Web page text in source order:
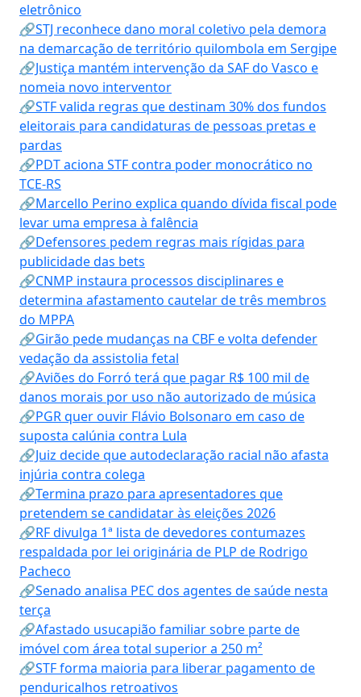
eletrônico
🔗STJ reconhece dano moral coletivo pela demora
na demarcação de território quilombola em Sergipe
🔗Justiça mantém intervenção da SAF do Vasco e
nomeia novo interventor
🔗STF valida regras que destinam 30% dos fundos
eleitorais para candidaturas de pessoas pretas e
pardas
🔗PDT aciona STF contra poder monocrático no
TCE-RS
🔗Marcello Perino explica quando dívida fiscal pode
levar uma empresa à falência
🔗Defensores pedem regras mais rígidas para
publicidade das bets
🔗CNMP instaura processos disciplinares e
determina afastamento cautelar de três membros
do MPPA
🔗Girão pede mudanças na CBF e volta defender
vedação da assistolia fetal
🔗Aviões do Forró terá que pagar R$ 100 mil de
danos morais por uso não autorizado de música
🔗PGR quer ouvir Flávio Bolsonaro em caso de
suposta calúnia contra Lula
🔗Juiz decide que autodeclaração racial não afasta
injúria contra colega
🔗Termina prazo para apresentadores que
pretendem se candidatar às eleições 2026
🔗RF divulga 1ª lista de devedores contumazes
respaldada por lei originária de PLP de Rodrigo
Pacheco
🔗Senado analisa PEC dos agentes de saúde nesta
terça
🔗Afastado usucapião familiar sobre parte de
imóvel com área total superior a 250 m²
🔗STF forma maioria para liberar pagamento de
penduricalhos retroativos